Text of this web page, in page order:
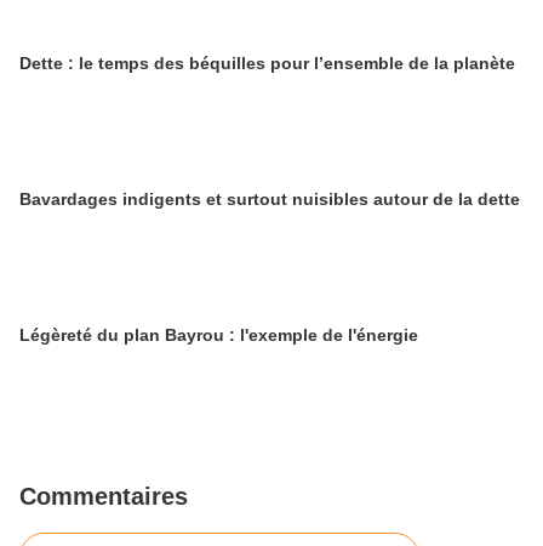
Dette : le temps des béquilles pour l’ensemble de la planète
Bavardages indigents et surtout nuisibles autour de la dette
Légèreté du plan Bayrou : l'exemple de l'énergie
Commentaires